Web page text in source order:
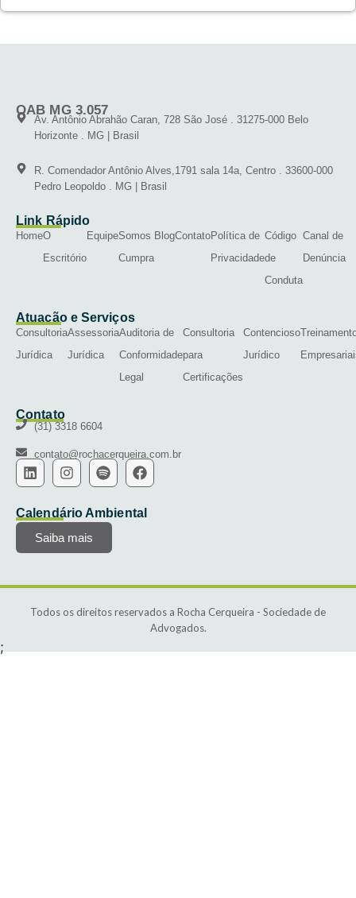
OAB MG 3.057
Av. Antônio Abrahão Caran, 728 São José . 31275-000 Belo
Horizonte . MG | Brasil
R. Comendador Antônio Alves,1791 sala 14a, Centro . 33600-000
Pedro Leopoldo . MG | Brasil
Link Rápido
HomeO
Escritório
EquipeSomos
Cumpra
BlogContatoPolítica de
Privacidade
Código
de
Conduta
Canal de
Denúncia
Atuação e Serviços
Consultoria
Jurídica
Assessoria
Jurídica
Auditoria de
Conformidade
Legal
Consultoria
para
Certificações
Contencioso
Jurídico
Contato
(31) 3318 6604
contato@rochacerqueira.com.br
Calendário Ambiental
Saiba mais
Todos os direitos reservados a Rocha Cerqueira - Sociedade de
Advogados.
;